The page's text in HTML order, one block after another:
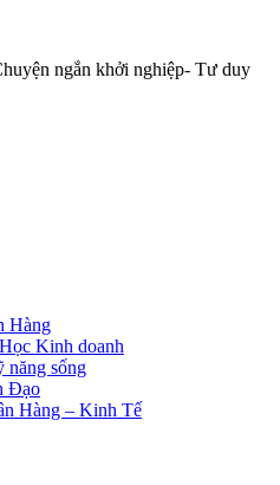
ngắn khởi nghiệp- Tư duy
Hàng
Kinh doanh
năng sống
Đạo
Hàng – Kinh Tế